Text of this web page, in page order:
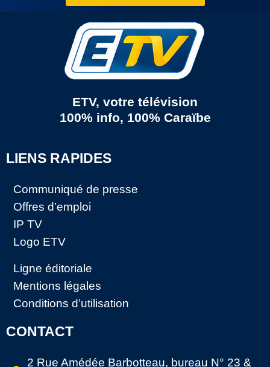
ETV, votre télévision
100% info, 100% Caraïbe
LIENS RAPIDES
Communiqué de presse
Offres d’emploi
IP TV
Logo ETV
Ligne éditoriale
Mentions légales
Conditions d’utilisation
CONTACT
2 Rue Amédée Barbotteau, bureau N° 23 &